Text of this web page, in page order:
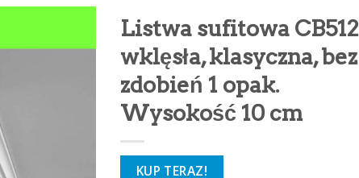
Listwa sufitowa CB512
wklęsła, klasyczna, bez
zdobień 1 opak.
Wysokość 10 cm
KUP TERAZ!